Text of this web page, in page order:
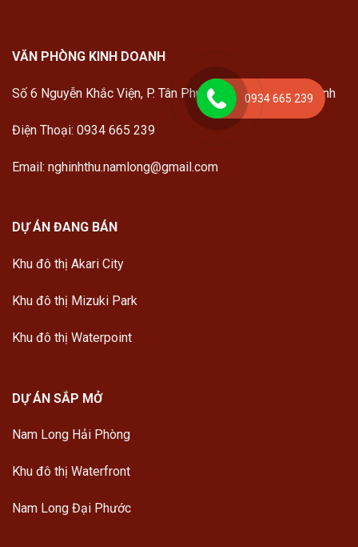
VĂN PHÒNG KINH DOANH
Số 6 Nguyễn Khắc Viện, P. Tân Phú, Quận 7, Tp.Hồ Chí Minh
Điện Thoại: 0934 665 239
Email: nghinhthu.namlong@gmail.com
DỰ ÁN ĐANG BÁN
Khu đô thị Akari City
Khu đô thị Mizuki Park
Khu đô thị Waterpoint
DỰ ÁN SẮP MỞ
Nam Long Hải Phòng
Khu đô thị Waterfront
Nam Long Đại Phước
0934 665 239